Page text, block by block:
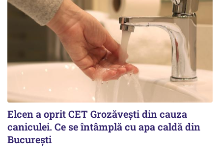
Elcen a oprit CET Grozăvești din cauza
caniculei. Ce se întâmplă cu apa caldă din
București